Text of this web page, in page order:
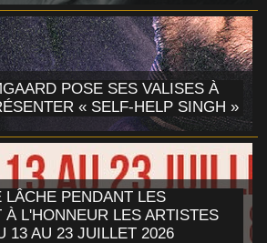
POSE SES VALISES À
« SELF-HELP SINGH »
LÂCHE PENDANT LES
À L'HONNEUR LES ARTISTES
13 AU 23 JUILLET 2026